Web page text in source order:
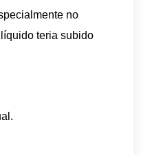
no
teria subido